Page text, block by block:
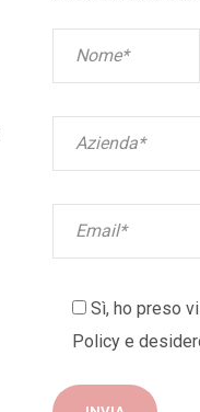
Sì, ho preso
Policy e